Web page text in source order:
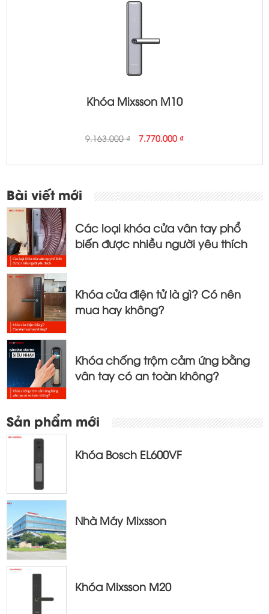
Khóa Mixsson M10
9.163.000₫
Original
was:
7.770.000 ₫Current
is:
Bài viết mới
Các loại khóa cửa vân tay phổ
biến được nhiều người yêu thích
Khóa cửa điện tử là gì? Có nên
mua hay không?
Khóa chống trộm cảm ứng bằng
vân tay có an toàn không?
Sản phẩm mới
Khóa Bosch EL600VF
Nhà Máy Mixsson
Khóa Mixsson M20